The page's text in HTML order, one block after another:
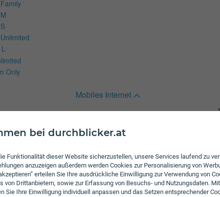
bei durchblicker.at
Funktionalität dieser Website sicherzustellen, unsere Services laufend zu
anzuzeigen außerdem werden Cookies zur Personalisierung von
erteilen Sie Ihre ausdrückliche Einwilligung zur Verwendung von
von Drittanbietern, sowie zur Erfassung von Besuchs- und Nutzungsdaten.
Sie Ihre Einwilligung individuell anpassen und das Setzen entsprechender
Only
Mobiles Internet
XS plus
Only